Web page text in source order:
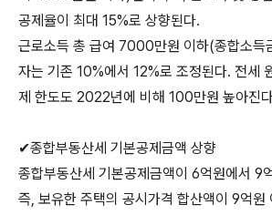
공제율이 최대 15%로 상향된다.
근로소득 총 급여 7000만원 이하(종합소
자는 기존 10%에서 12%로 조정된다. 전세
제 한도도 2022년에 비해 100만원 높아진
✔종합부동산세 기본공제금액 상향
종합부동산세 기본공제금액이 6억원에서 9
즉, 보유한 주택의 공시가격 합산액이 9억원